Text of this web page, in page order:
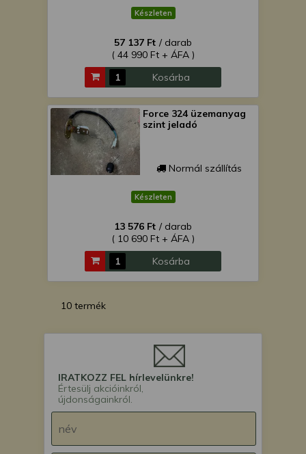
Készleten
57 137 Ft / darab
( 44 990 Ft + ÁFA )
Kosárba
Force 324 üzemanyag
szint jeladó
Normál szállítás
Készleten
13 576 Ft / darab
( 10 690 Ft + ÁFA )
Kosárba
10 termék
IRATKOZZ FEL hírlevelünkre!
Értesülj akcióinkról,
újdonságainkról.